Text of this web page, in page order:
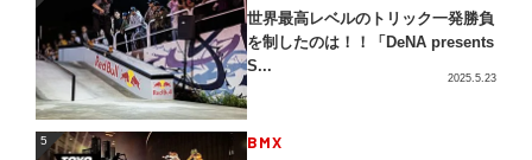
世界最高レベルのトリック一発勝負
を制したのは！！「DeNA presents
S...
2025.5.23
5 BMX